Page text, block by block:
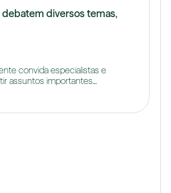
diversos temas,
convida especialistas e
assuntos importantes...